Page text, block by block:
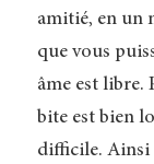
amitié, en un
que vous
âme est libre.
bite est bien
difficile. Ainsi